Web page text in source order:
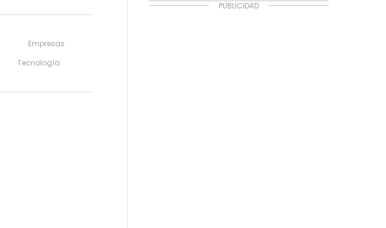
Empresas
Tecnología